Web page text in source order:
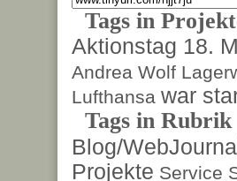
Tags in
Aktionstag 18.
Andrea Wolf
Lufthansa war
Tags in Rubrik
Blog/
Projekte Service